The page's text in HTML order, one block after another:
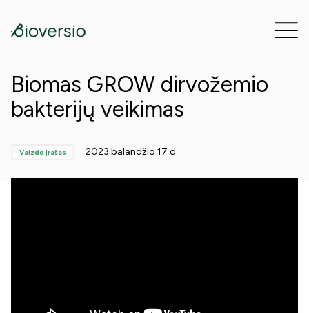
Biomas GROW dirvožemio
bakterijų veikimas
Vaizdo įrašas 2023 balandžio 17 d.